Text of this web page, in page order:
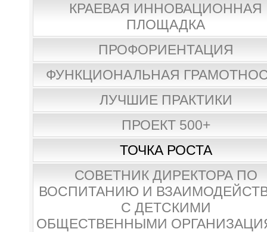
КРАЕВАЯ ИННОВАЦИОННАЯ
ПЛОЩАДКА
ПРОФОРИЕНТАЦИЯ
ФУНКЦИОНАЛЬНАЯ
ЛУЧШИЕ ПРАКТИКИ
ПРОЕКТ 500+
ТОЧКА РОСТА
СОВЕТНИК ДИРЕКТОРА ПО
ВОСПИТАНИЮ И
С ДЕТСКИМИ
ОБЩЕСТВЕННЫМИ